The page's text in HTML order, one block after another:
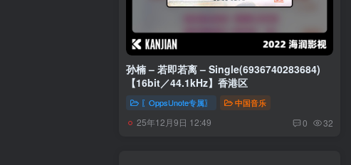
孙楠 – 若即若离 – Single(6936740283684)
【16bit／44.1kHz】香港区
〖OppsUnote专属〗 中国音乐
25年12月9日 12:49 0 32